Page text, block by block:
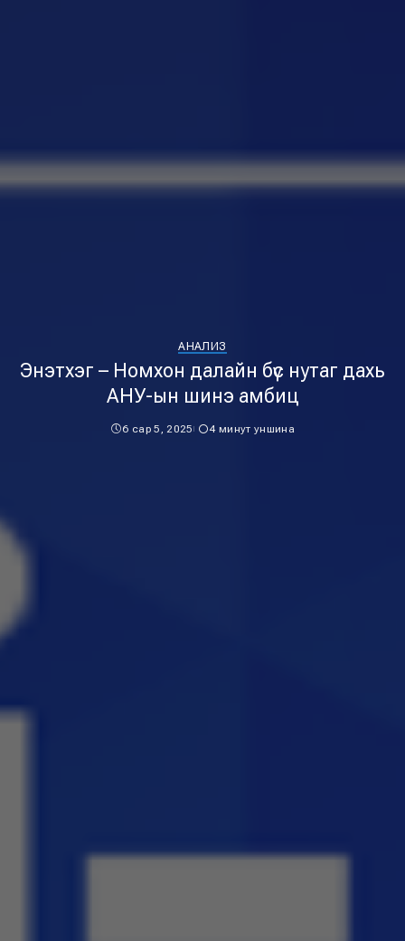
АНАЛИЗ
Энэтхэг – Номхон далайн бүс нутаг дахь
АНУ-ын шинэ амбиц
6 сар 5, 2025 4 минут уншина